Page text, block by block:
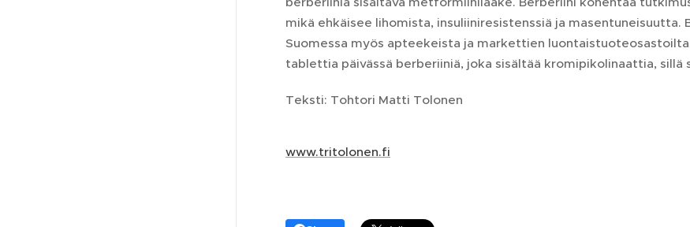
mikä ehkäisee lihomista, insuliiniresistenssiä ja
Suomessa myös apteekeista ja markettien
tablettia päivässä berberiiniä, joka sisältää kromipikolinaattia, sillä
Teksti: Tohtori Matti Tolonen
www.tritolonen.fi